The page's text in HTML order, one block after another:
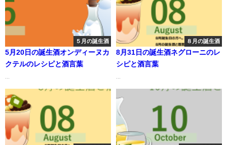
５月の誕生酒
5月20日の誕生酒オンディーヌカ
クテルのレシピと酒言葉
８月の誕生酒
8月31日の誕生酒ネグローニのレ
シピと酒言葉